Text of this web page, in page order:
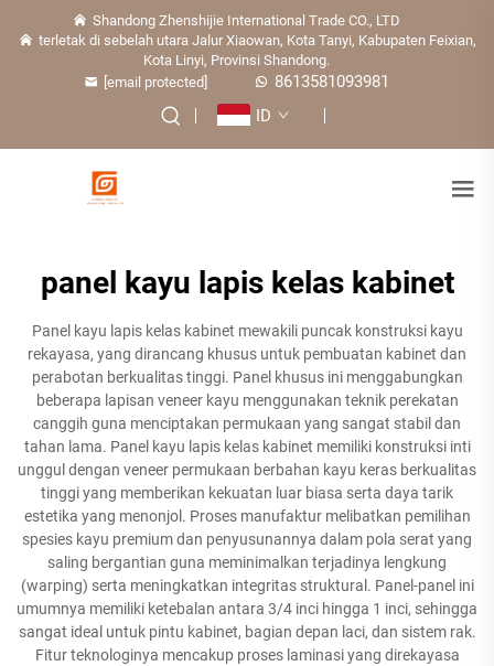
Shandong Zhenshijie International Trade CO., LTD
terletak di sebelah utara Jalur Xiaowan, Kota Tanyi, Kabupaten Feixian,
Kota Linyi, Provinsi Shandong.
[email protected]
8613581093981
ID
panel kayu lapis kelas kabinet
Panel kayu lapis kelas kabinet mewakili puncak konstruksi kayu
rekayasa, yang dirancang khusus untuk pembuatan kabinet dan
perabotan berkualitas tinggi. Panel khusus ini menggabungkan
beberapa lapisan veneer kayu menggunakan teknik perekatan
canggih guna menciptakan permukaan yang sangat stabil dan
tahan lama. Panel kayu lapis kelas kabinet memiliki konstruksi inti
unggul dengan veneer permukaan berbahan kayu keras berkualitas
tinggi yang memberikan kekuatan luar biasa serta daya tarik
estetika yang menonjol. Proses manufaktur melibatkan pemilihan
spesies kayu premium dan penyusunannya dalam pola serat yang
saling bergantian guna meminimalkan terjadinya lengkung
(warping) serta meningkatkan integritas struktural. Panel-panel ini
umumnya memiliki ketebalan antara 3/4 inci hingga 1 inci, sehingga
sangat ideal untuk pintu kabinet, bagian depan laci, dan sistem rak.
Fitur teknologinya mencakup proses laminasi yang direkayasa